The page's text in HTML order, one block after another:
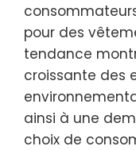
pour des
tendance
croissante des
ainsi à une
choix de